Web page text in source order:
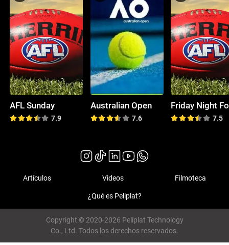
AFL Sunday
7.9
Australian Open
7.6 7.5
Artículos Videos Filmoteca
¿Qué es Peliplat?
Copyright © 2020-2026 Peliplat Technology
Co., Ltd. Todos los derechos reservados.